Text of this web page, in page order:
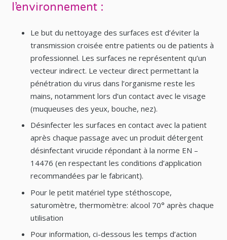
l’environnement :
Le but du nettoyage des surfaces est d’éviter la
transmission croisée entre patients ou de patients à
professionnel. Les surfaces ne représentent qu’un
vecteur indirect. Le vecteur direct permettant la
pénétration du virus dans l’organisme reste les
mains, notamment lors d’un contact avec le visage
(muqueuses des yeux, bouche, nez).
Désinfecter les surfaces en contact avec la patient
après chaque passage avec un produit détergent
désinfectant virucide répondant à la norme EN –
14476 (en respectant les conditions d’application
recommandées par le fabricant).
Pour le petit matériel type stéthoscope,
saturomètre, thermomètre: alcool 70° après chaque
utilisation
Pour information, ci-dessous les temps d’action